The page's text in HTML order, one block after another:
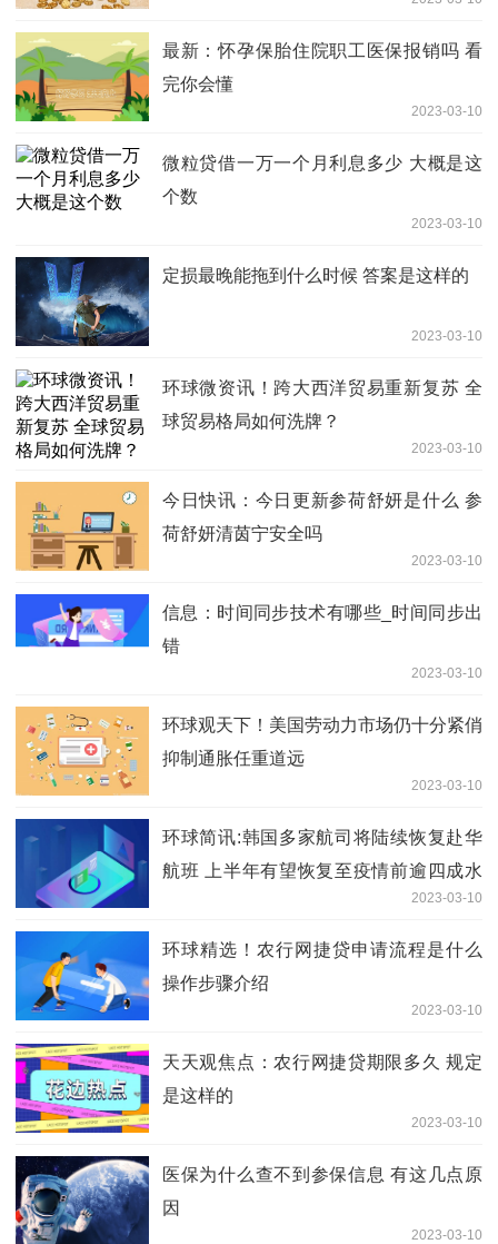
最新：怀孕保胎住院职工医保报销吗 看
完你会懂
2023-03-10
微粒贷借一万一个月利息多少 大概是这
个数
2023-03-10
定损最晚能拖到什么时候 答案是这样的
2023-03-10
环球微资讯！跨大西洋贸易重新复苏 全
球贸易格局如何洗牌？
2023-03-10
今日快讯：今日更新参荷舒妍是什么 参
荷舒妍清茵宁安全吗
2023-03-10
信息：时间同步技术有哪些_时间同步出
错
2023-03-10
环球观天下！美国劳动力市场仍十分紧俏
抑制通胀任重道远
2023-03-10
环球简讯:韩国多家航司将陆续恢复赴华
航班 上半年有望恢复至疫情前逾四成水
2023-03-10
环球精选！农行网捷贷申请流程是什么
操作步骤介绍
2023-03-10
天天观焦点：农行网捷贷期限多久 规定
是这样的
2023-03-10
医保为什么查不到参保信息 有这几点原
因
2023-03-10